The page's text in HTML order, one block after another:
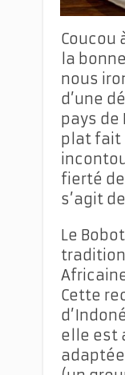
Coucou
la
nous
d’une
pays de
plat fait
fierté
s’agit
Le
Cette
elle est